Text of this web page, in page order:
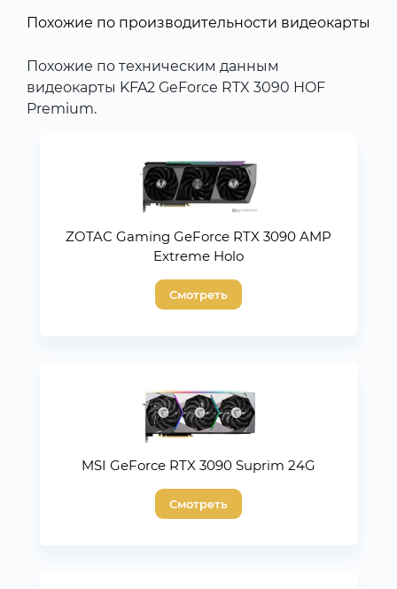
Похожие по производительности видеокарты
Похожие по техническим данным
видеокарты KFA2 GeForce RTX 3090 HOF
Premium.
ZOTAC Gaming GeForce RTX 3090 AMP
Extreme Holo
Смотреть
MSI GeForce RTX 3090 Suprim 24G
Смотреть